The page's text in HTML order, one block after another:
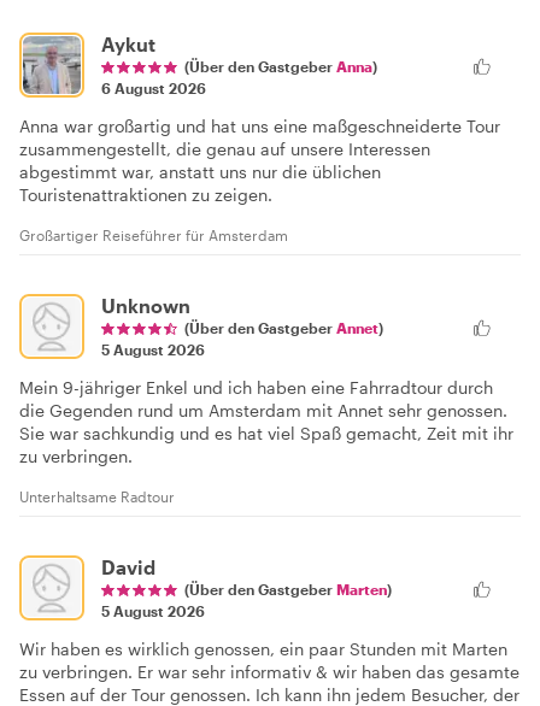
Aykut
(Über den Gastgeber Anna)
6 August 2026
Anna war großartig und hat uns eine maßgeschneiderte Tour
zusammengestellt, die genau auf unsere Interessen
abgestimmt war, anstatt uns nur die üblichen
Touristenattraktionen zu zeigen.
Großartiger Reiseführer für Amsterdam
Unknown
(Über den Gastgeber Annet)
5 August 2026
Mein 9-jähriger Enkel und ich haben eine Fahrradtour durch
die Gegenden rund um Amsterdam mit Annet sehr genossen.
Sie war sachkundig und es hat viel Spaß gemacht, Zeit mit ihr
zu verbringen.
Unterhaltsame Radtour
David
(Über den Gastgeber Marten)
5 August 2026
Wir haben es wirklich genossen, ein paar Stunden mit Marten
zu verbringen. Er war sehr informativ & wir haben das gesamte
Essen auf der Tour genossen. Ich kann ihn jedem Besucher, der